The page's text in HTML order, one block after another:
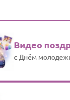
Видео
с Днём